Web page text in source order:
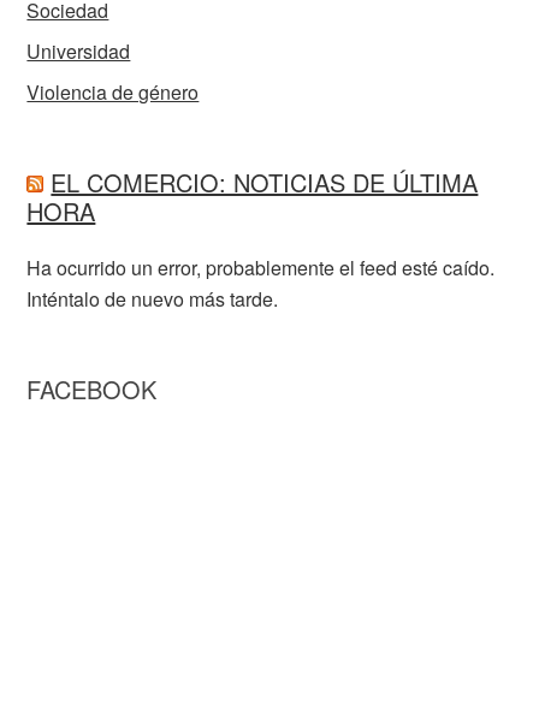
Sociedad
Universidad
Violencia de género
EL COMERCIO: NOTICIAS DE ÚLTIMA
HORA
Ha ocurrido un error, probablemente el feed esté caído.
Inténtalo de nuevo más tarde.
FACEBOOK